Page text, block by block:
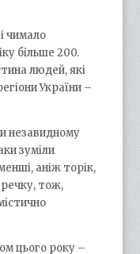
чимало
більше 200.
людей, які
України –
незавидному
зуміли
аніж торік,
тож,
цього року –